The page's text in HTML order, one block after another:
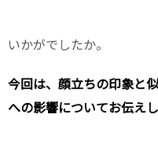
いかがでしたか。
今回は、顔立ちの印象と
への影響についてお伝えし